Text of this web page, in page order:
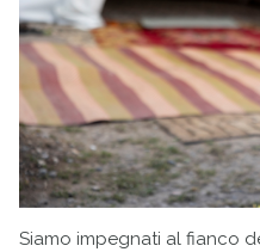
Siamo impegnati al fianco